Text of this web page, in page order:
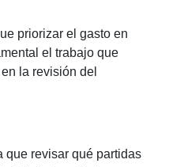
el gasto en
el trabajo que
la revisión del
revisar qué partidas